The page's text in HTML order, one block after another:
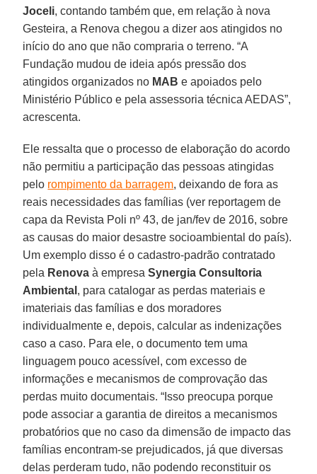
Joceli, contando também que, em relação à nova
Gesteira, a Renova chegou a dizer aos atingidos no
início do ano que não compraria o terreno. “A
Fundação mudou de ideia após pressão dos
atingidos organizados no MAB e apoiados pelo
Ministério Público e pela assessoria técnica AEDAS”,
acrescenta.
Ele ressalta que o processo de elaboração do acordo
não permitiu a participação das pessoas atingidas
pelo rompimento da barragem, deixando de fora as
reais necessidades das famílias (ver reportagem de
capa da Revista Poli nº 43, de jan/fev de 2016, sobre
as causas do maior desastre socioambiental do país).
Um exemplo disso é o cadastro-padrão contratado
pela Renova à empresaSynergia Consultoria
Ambiental , para catalogar as perdas materiais e
imateriais das famílias e dos moradores
individualmente e, depois, calcular as indenizações
caso a caso. Para ele, o documento tem uma
linguagem pouco acessível, com excesso de
informações e mecanismos de comprovação das
perdas muito documentais. “Isso preocupa porque
pode associar a garantia de direitos a mecanismos
probatórios que no caso da dimensão de impacto das
famílias encontram-se prejudicados, já que diversas
delas perderam tudo, não podendo reconstituir os